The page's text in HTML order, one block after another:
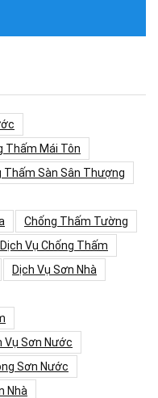
Thấm Mái Tôn
Thấm Sàn Sân Thượng
Chống Thấm Tường
Dịch Vụ Chống Thấm
Dịch Vụ Sơn Nhà
Vụ Sơn Nước
Sơn Nước
Nhà